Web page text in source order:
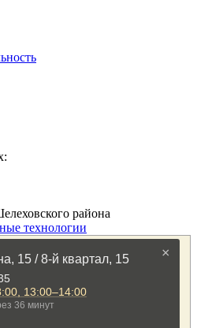
района
технологии